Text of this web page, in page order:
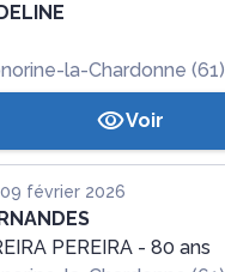
la-Chardonne (61)
Voir
février 2026
PEREIRA - 80 ans